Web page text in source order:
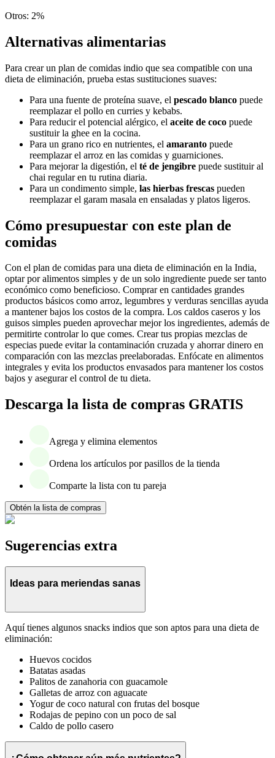
Otros: 2%
Alternativas alimentarias
Para crear un plan de comidas indio que sea compatible con una
dieta de eliminación, prueba estas sustituciones suaves:
Para una fuente de proteína suave, el pescado blanco puede
reemplazar el pollo en curries y kebabs.
Para reducir el potencial alérgico, el aceite de coco puede
sustituir la ghee en la cocina.
Para un grano rico en nutrientes, el amaranto puede
reemplazar el arroz en las comidas y guarniciones.
Para mejorar la digestión, el té de jengibre puede sustituir al
chai regular en tu rutina diaria.
Para un condimento simple, las hierbas frescas pueden
reemplazar el garam masala en ensaladas y platos ligeros.
Cómo presupuestar con este plan de
comidas
Con el plan de comidas para una dieta de eliminación en la India,
optar por alimentos simples y de un solo ingrediente puede ser tanto
económico como beneficioso. Comprar en cantidades grandes
productos básicos como arroz, legumbres y verduras sencillas ayuda
a mantener bajos los costos de la compra. Los caldos caseros y los
guisos simples pueden aprovechar mejor los ingredientes, además de
permitirte controlar lo que comes. Crear tus propias mezclas de
especias puede evitar la contaminación cruzada y ahorrar dinero en
comparación con las mezclas preelaboradas. Enfócate en alimentos
integrales y evita los productos envasados para mantener los costos
bajos y asegurar el control de tu dieta.
Descarga la lista de compras GRATIS
Agrega y elimina elementos
Ordena los artículos por pasillos de la tienda
Comparte la lista con tu pareja
Obtén la lista de compras
Sugerencias extra
Ideas para meriendas sanas
Aquí tienes algunos snacks indios que son aptos para una dieta de
eliminación:
Huevos cocidos
Batatas asadas
Palitos de zanahoria con guacamole
Galletas de arroz con aguacate
Yogur de coco natural con frutas del bosque
Rodajas de pepino con un poco de sal
Caldo de pollo casero